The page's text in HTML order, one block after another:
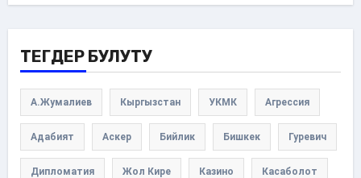
ТЕГДЕР БУЛУТУ
А.Жумалиев Кыргызстан УКМК Агрессия
Адабият Аскер Бийлик Бишкек Гуревич
Дипломатия Жол Кире Казино Касаболот